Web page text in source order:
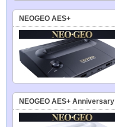
NEOGEO AES+
NEOGEO AES+ Anniversary